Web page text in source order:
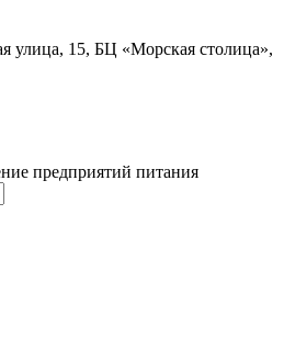
улица, 15, БЦ «Морская столица»,
предприятий питания